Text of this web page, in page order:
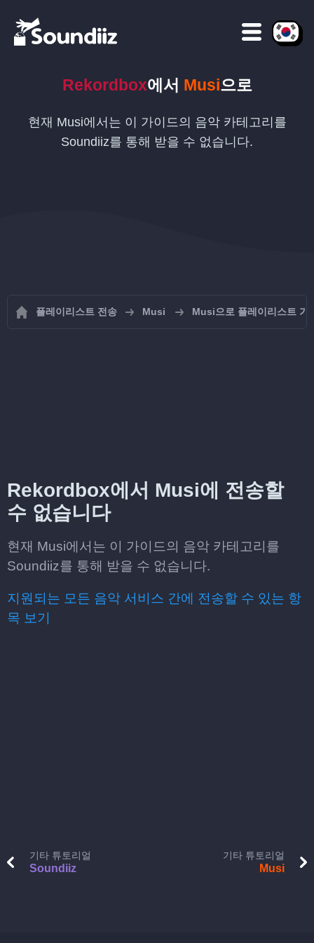
Rekordbox에서 Musi으로
현재 Musi에서는 이 가이드의 음악 카테고리를
Soundiiz를 통해 받을 수 없습니다.
플레이리스트 전송 Musi Musi으로 플레이리스트 가
Rekordbox에서 Musi에 전송할
수 없습니다
현재 Musi에서는 이 가이드의 음악 카테고리를
Soundiiz를 통해 받을 수 없습니다.
지원되는 모든 음악 서비스 간에 전송할 수 있는 항
목 보기
기타 튜토리얼
Soundiiz
기타 튜토리얼
Musi